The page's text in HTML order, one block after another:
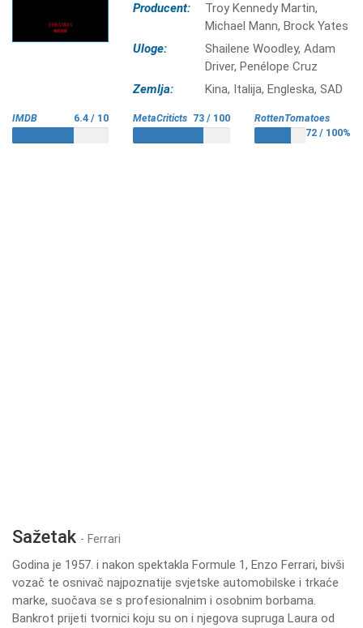
Producent:
Troy Kennedy Martin,
Michael Mann, Brock Yates
Uloge:
Shailene Woodley, Adam
Driver, Penélope Cruz
Zemlja:
Kina, Italija, Engleska, SAD
IMDB 6.4 / 10 MetaCriticts 73 / 100
RottenTomatoes
72 / 100%
Sažetak - Ferrari
Godina je 1957. i nakon spektakla Formule 1, Enzo Ferrari, bivši
vozač te osnivač najpoznatije svjetske automobilske i trkaće
marke, suočava se s profesionalnim i osobnim borbama.
Bankrot prijeti tvornici koju su on i njegova supruga Laura od